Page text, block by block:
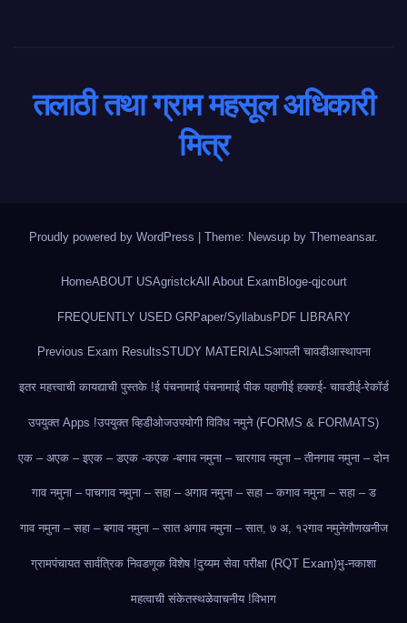
तलाठी तथा ग्राम महसूल अधिकारी
मित्र
Proudly powered by WordPress Theme: Newsup by Themeansar.
HomeABOUT USAgristckAll About Exam Bloge-qjcourt
FREQUENTLY USED GRPaper/SyllabusPDF LIBRARY
Previous Exam ResultsSTUDY MATERIALSआपली चावडीआस्थापना
इतर महत्त्वाची कायद्याची पुस्तके !ई पंचनामाई पंचनामाई पीक पहाणीई हक्कई- चावडीई-रेकॉर्ड
उपयुक्त Apps !उपयुक्त व्हिडीओजउपयोगी विविध नमुने (FORMS & FORMATS)
एक – अएक – इएक – डएक -कएक -बगाव नमुना – चारगाव नमुना – तीनगाव नमुना – दोन
गाव नमुना – पाचगाव नमुना – सहा – अगाव नमुना – सहा – कगाव नमुना – सहा – ड
गाव नमुना – सहा – बगाव नमुना – सात अगाव नमुना – सात, ७ अ, १२गाव नमुनेगौणखनीज
ग्रामपंचायत सार्वत्रिक निवडणूक विशेष !दुय्यम सेवा परीक्षा (RQT Exam)भु-नकाशा
महत्वाची संकेतस्थळेवाचनीय !विभाग